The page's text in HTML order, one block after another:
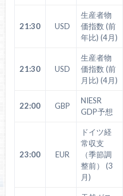
21:30 USD
生産者物
価指数 (前
年比) (4月)
21:30 USD
生産者物
価指数 (前
月比) (4月)
22:00 GBP
NIESR
GDP予想
23:00 EUR
ドイツ経
常収支
（季節調
整前） (3
月)